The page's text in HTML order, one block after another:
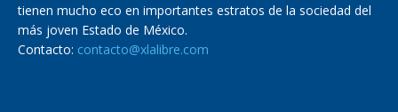
tienen mucho eco en importantes estratos de la sociedad del
más joven Estado de México.
Contacto: contacto@xlalibre.com